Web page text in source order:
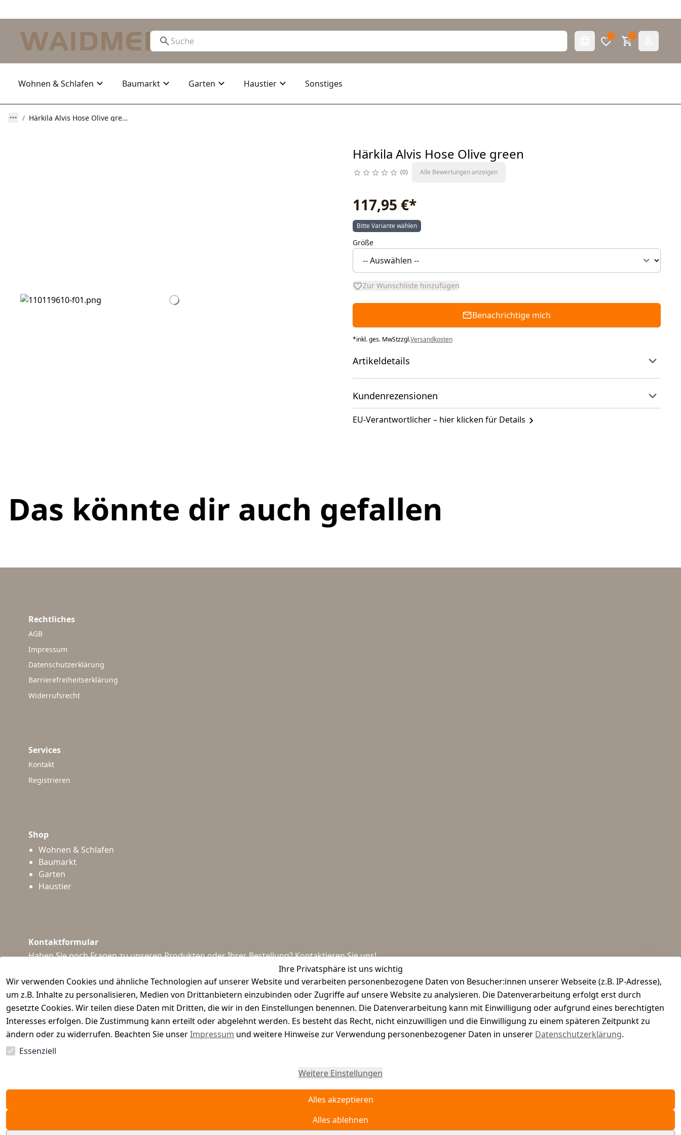
0 0
Wohnen & Schlafen Baumarkt Garten Haustier Sonstiges
Härkila Alvis Hose Olive green
Härkila Alvis Hose Olive green
0 Alle Bewertungen anzeigen
117,95 €*
Bitte Variante wählen
Größe
Zur Wunschliste hinzufügen
Benachrichtige mich
*inkl. ges. MwStzzgl.Versandkosten
Artikeldetails
Kundenrezensionen
EU-Verantwortlicher – hier klicken für Details
Das könnte dir auch gefallen
Ihre Privatsphäre ist uns wichtig
Wir verwenden Cookies und ähnliche Technologien auf unserer Website und verarbeiten personenbezogene Daten von Besucher:innen unserer Webseite (z.B. IP-Adresse),
um z.B. Inhalte zu personalisieren, Medien von Drittanbietern einzubinden oder Zugriffe auf unsere Website zu analysieren. Die Datenverarbeitung erfolgt erst durch
gesetzte Cookies. Wir teilen diese Daten mit Dritten, die wir in den Einstellungen benennen. Die Datenverarbeitung kann mit Einwilligung oder aufgrund eines berechtigten
Interesses erfolgen. Die Zustimmung kann erteilt oder abgelehnt werden. Es besteht das Recht, nicht einzuwilligen und die Einwilligung zu einem späteren Zeitpunkt zu
ändern oder zu widerrufen. Beachten Sie unserImpressum und weitere Hinweise zur Verwendung personenbezogener Daten in unserer Datenschutzerklärung.
Essenziell
Weitere Einstellungen
Alles akzeptieren
Alles ablehnen
Rechtliches
AGB
Impressum
Datenschutzerklärung
Barrierefreiheitserklärung
Widerrufsrecht
Services
Kontakt
Registrieren
Shop
Wohnen & Schlafen
Baumarkt
Garten
Haustier
Kontaktformular
Haben Sie noch Fragen zu unseren Produkten oder Ihrer Bestellung? Kontaktieren Sie uns!
support@waidmeister.de